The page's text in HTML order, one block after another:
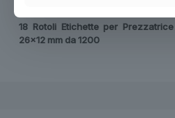
18 Rotoli Etichette per
26×12 mm da 1200